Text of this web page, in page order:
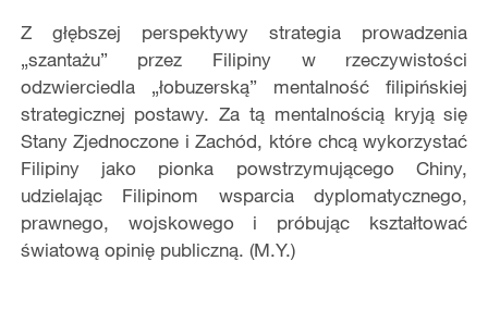
Z głębszej perspektywy strategia prowadzenia
„szantażu” przez Filipiny w rzeczywistości
odzwierciedla „łobuzerską” mentalność filipińskiej
strategicznej postawy. Za tą mentalnością kryją się
Stany Zjednoczone i Zachód, które chcą wykorzystać
Filipiny jako pionka powstrzymującego Chiny,
udzielając Filipinom wsparcia dyplomatycznego,
prawnego, wojskowego i próbując kształtować
światową opinię publiczną. (M.Y.)